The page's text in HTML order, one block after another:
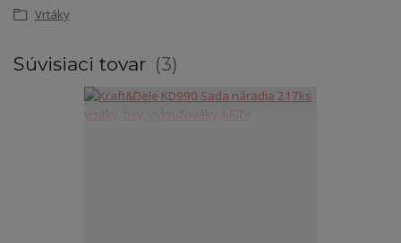
Vrtáky
Súvisiaci tovar 3